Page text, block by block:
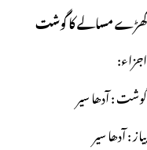
کھڑے مسالے کا گوشت
اجزاء:
گوشت : آدھا سیر
پیاز : آدھا سیر